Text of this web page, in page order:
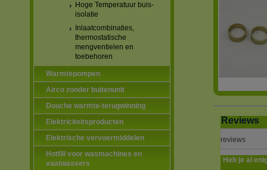
Hoge Temperatuur buis-
isolatie
Inlaatcombinaties,
thermostatische
mengventielen en
toebehoren
Warmtepompen
Airco zonder buitenunit
Douche warmte-terugwinning
Elektriciteitsproducten
Elektrische vervoermiddelen
Hotfill voor wasmachines en
vaatwassers
Reviews
reviews
Heb je al